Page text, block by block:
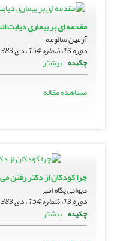
مقدمه اى بر بیمارى دیابت
آرمین سالومه
دوره 13، شماره 154 ، دی 1383
چکیده بیشتر
مشاهده مقاله
چرا کودکان از دکتر رفتن
دیوانی پگاه امیر
دوره 13، شماره 154 ، دی 1383
چکیده بیشتر